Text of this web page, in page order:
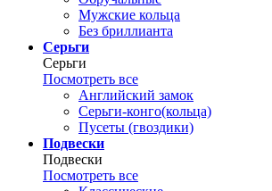
Мужские кольца
Без бриллианта
Серьги
Серьги
Посмотреть все
Английский замок
Серьги-конго(кольца)
Пусеты (гвоздики)
Подвески
Подвески
Посмотреть все